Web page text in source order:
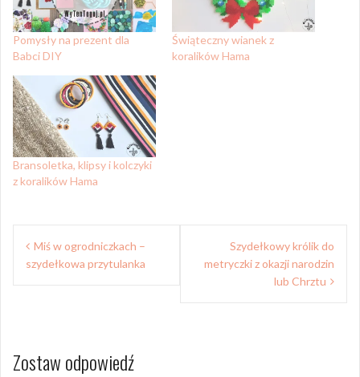
Pomysły na prezent dla
Babci DIY
Świąteczny wianek z
koralików Hama
Bransoletka, klipsy i kolczyki
z koralików Hama
Nawigacja
wpisu
Miś w ogrodniczkach –
szydełkowa przytulanka
Szydełkowy królik do
metryczki z okazji narodzin
lub Chrztu
Zostaw odpowiedź